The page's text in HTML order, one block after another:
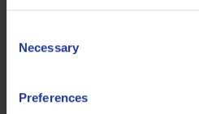
Selection
Necessary
Preferences
Dopo i risultati positivi del test
Caterpillar Energy Solutions ha
a gas Q8 Mahler GR8 da
TCG e Caterpillar CG con